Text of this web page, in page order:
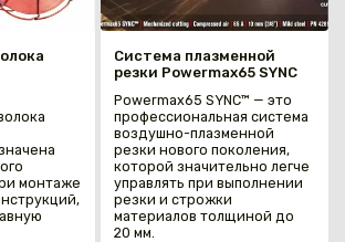
монтаже
Система плазменной
резки Powermax65 SYNC
Powermax65 SYNC™ — это
профессиональная система
воздушно-плазменной
резки нового поколения,
которой значительно легче
управлять при выполнении
резки и строжки
материалов толщиной до
20 мм.